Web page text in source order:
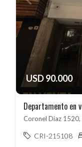
USD 90.000
Departamento en
Coronel Diaz 1520,
CRI-215108